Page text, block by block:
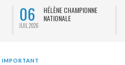
06
JUIL 2026
HÉLÈNE CHAMPIONNE
NATIONALE
IMPORTANT